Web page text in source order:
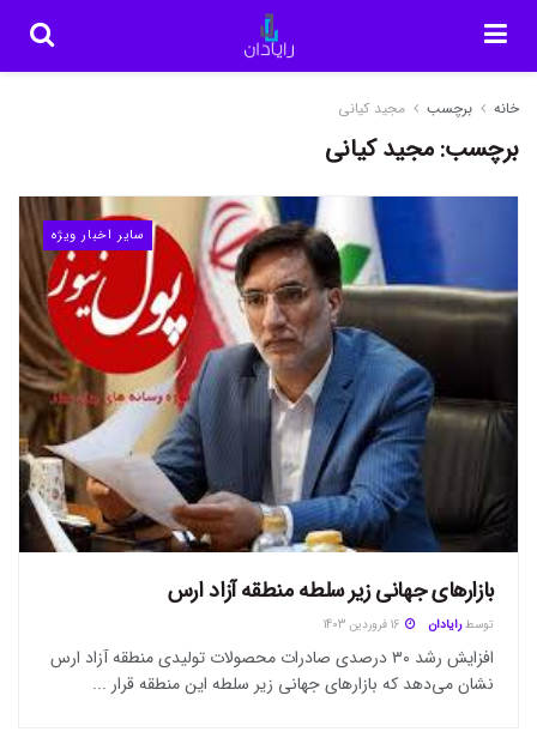
خانه برچسب مجید کیانی
برچسب:مجید کیانی
سایر اخبار ویژه
بازار‌های جهانی زیر سلطه منطقه آزاد ارس
توسط رایادان
افزایش رشد ۳۰ درصدی صادرات محصولات تولیدی منطقه آزاد ارس
نشان می‌دهد که بازارهای جهانی زیر سلطه این منطقه قرار ...